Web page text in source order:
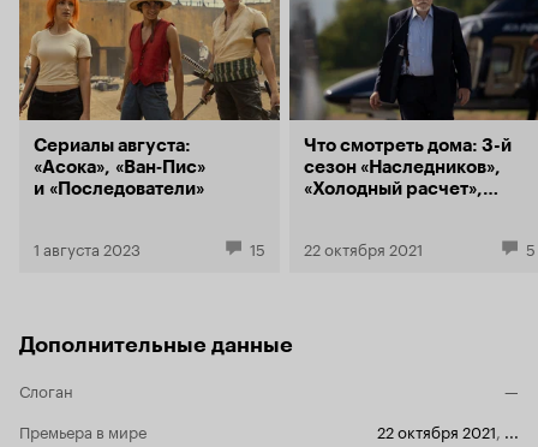
того.
унылые
трудной
…? Короче, уж не знаю, когда там ждать
появления
сезона?
учесть, что
вызывает
буду про
Сериалы августа:
«Асока», «Ван‑Пис»
и «Последователи»
1 августа 2023 15
Что смотреть дома: 3-й
сезон «Наследников»,
«Холодный расчет»,
22 октября 2021 5
Дополнительные данные
Слоган
—
Премьера в мире
22 октября 2021